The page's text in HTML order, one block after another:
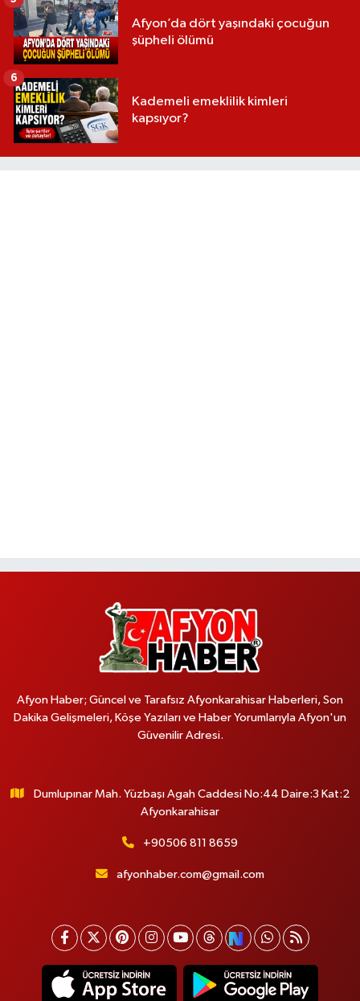
Afyon’da dört yaşındaki çocuğun
şüpheli ölümü
Kademeli emeklilik kimleri
kapsıyor?
6
Afyon Haber; Güncel ve Tarafsız Afyonkarahisar Haberleri, Son
Dakika Gelişmeleri, Köşe Yazıları ve Haber Yorumlarıyla Afyon'un
Güvenilir Adresi.
Dumlupınar Mah. Yüzbaşı Agah Caddesi No:44 Daire:3 Kat:2
Afyonkarahisar
+90506 811 8659
afyonhaber.com@gmail.com